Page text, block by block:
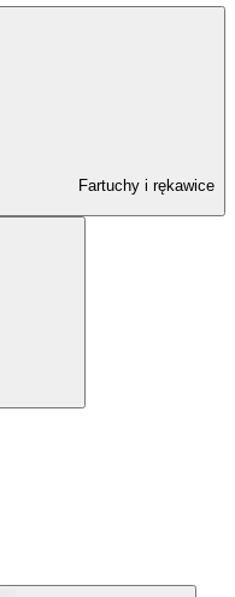
Fartuchy i rękawice